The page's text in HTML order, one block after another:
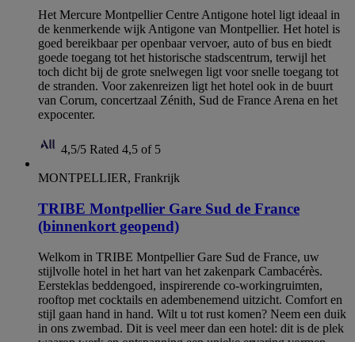
Het Mercure Montpellier Centre Antigone hotel ligt ideaal in
de kenmerkende wijk Antigone van Montpellier. Het hotel is
goed bereikbaar per openbaar vervoer, auto of bus en biedt
goede toegang tot het historische stadscentrum, terwijl het
toch dicht bij de grote snelwegen ligt voor snelle toegang tot
de stranden. Voor zakenreizen ligt het hotel ook in de buurt
van Corum, concertzaal Zénith, Sud de France Arena en het
expocenter.
4,5/5 Rated 4,5 of 5
MONTPELLIER, Frankrijk
TRIBE Montpellier Gare Sud de France
(binnenkort geopend)
Welkom in TRIBE Montpellier Gare Sud de France, uw
stijlvolle hotel in het hart van het zakenpark Cambacérès.
Eersteklas beddengoed, inspirerende co-workingruimten,
rooftop met cocktails en adembenemend uitzicht. Comfort en
stijl gaan hand in hand. Wilt u tot rust komen? Neem een duik
in ons zwembad. Dit is veel meer dan een hotel: dit is de plek